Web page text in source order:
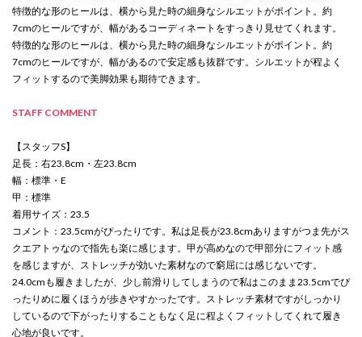
特徴的な形のヒールは、横から見た時の細身なシルエットがポイント。約
7cmのヒールですが、幅があるコーディネートをすっきり見せてくれます。
特徴的な形のヒールは、横から見た時の細身なシルエットがポイント。約
7cmのヒールですが、幅があるので安定感も抜群です。シルエットが程よく
フィットするので美脚効果も期待できます。
STAFF COMMENT
【スタッフS】
足長：右23.8cm・左23.8cm
幅：標準・E
甲：標準
着用サイズ：23.5
コメント：23.5cmがぴったりです。私は足長が23.8cmありますがつま先がス
クエアトゥなので指先も楽に感じます。甲が高めなので甲部分にフィット感
を感じますが、ストレッチが効いた素材なので窮屈には感じないです。
24.0cmも履きましたが、少し前滑りしてしまうので私はこのまま23.5cmでぴ
ったりめに履くほうが歩きやすかったです。ストレッチ素材ですがしっかり
しているので下がったりすることもなく足に程よくフィットしてくれて履き
心地が良いです。